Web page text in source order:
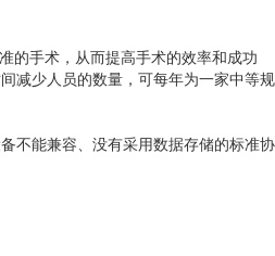
的手术，从而提高手术的效率和成功
减少人员的数量，可每年为一家中等规
不能兼容、没有采用数据存储的标准协